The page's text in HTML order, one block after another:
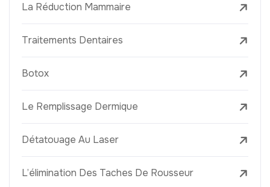
La Réduction Mammaire
Traitements Dentaires
Botox
Le Remplissage Dermique
Détatouage Au Laser
L’élimination Des Taches De Rousseur